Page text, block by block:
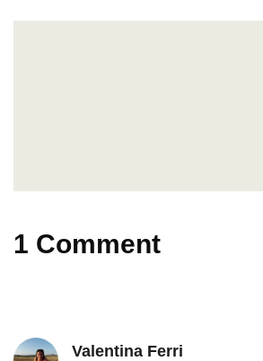
1 Comment
Valentina Ferri